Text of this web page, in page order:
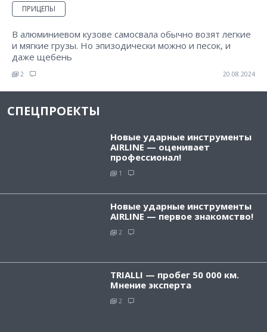
ПРИЦЕПЫ
В алюминиевом кузове самосвала обычно возят легкие
и мягкие грузы. Но эпизодически можно и песок, и
даже щебень
2 20.08.2024
СПЕЦПРОЕКТЫ
Новые ударные инструменты
AIRLINE — оценивает
профессионал!
1
Новые ударные инструменты
AIRLINE — первое знакомство!
2
TRIALLI — пробег 50 000 км.
Мнение эксперта
2